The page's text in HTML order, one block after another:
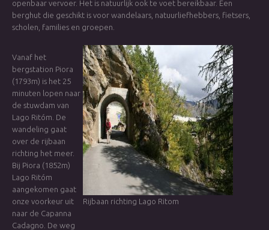
openbaar vervoer. Het is natuurlijk ook te voet bereikbaar. Een
berghut die geschikt is voor wandelaars, natuurliefhebbers, fietsers,
scholen, families en groepen.
Rijbaan richting Lago Ritom
Vanaf het
bergstation Piora
(1793m) is het 25
minuten lopen naar
de stuwdam van
Lago Ritóm. De
wandeling gaat
over de rijbaan
richting het meer.
Bij Piora (1852m)
Lago Ritóm
aangekomen gaat
onze voorkeur uit
naar de Capanna
Cadagno. De weg